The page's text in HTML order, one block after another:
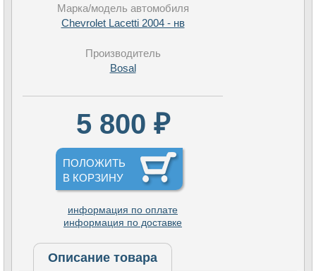
Марка/модель автомобиля
Chevrolet Lacetti 2004 - нв
Производитель
Bosal
5 800 ₽
ПОЛОЖИТЬ
В КОРЗИНУ
информация по оплате
информация по доставке
Описание товара